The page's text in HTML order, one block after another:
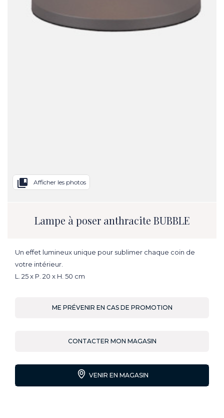
collections_bookmark Afficher les photos
Lampe à poser anthracite BUBBLE
Un effet lumineux unique pour sublimer chaque coin de
votre intérieur.
L. 25 x P. 20 x H. 50 cm
ME PRÉVENIR EN CAS DE PROMOTION
CONTACTER MON MAGASIN
VENIR EN MAGASIN